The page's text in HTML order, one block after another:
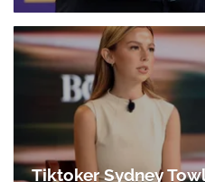
Tiktoker Sydney